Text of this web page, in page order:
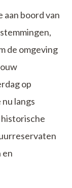
aan boord van
de omgeving
op
langs
en